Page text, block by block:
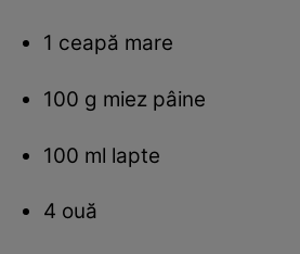
1 ceapă mare
100 g miez pâine
100 ml lapte
4 ouă